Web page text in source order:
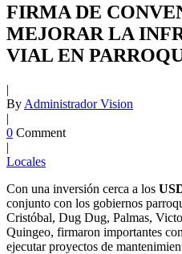
FIRMA DE
MEJORAR LA
VIAL EN
|
By Administrador Vision
|
0 Comment
|
Locales
Con una inversión cerca a los
conjunto con los gobiernos
Cristóbal, Dug Dug, Palmas,
Quingeo, firmaron importantes
ejecutar proyectos de